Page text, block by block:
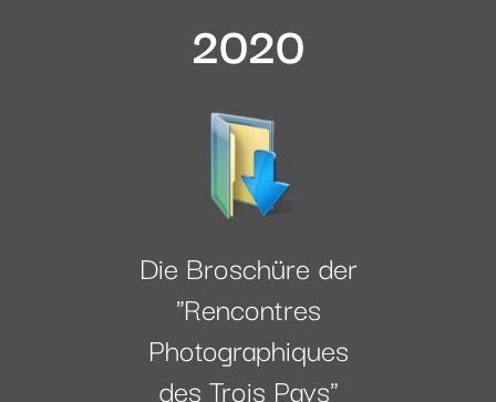
2020
Die Broschüre der
"Rencontres
Photographiques
des Trois Pays"